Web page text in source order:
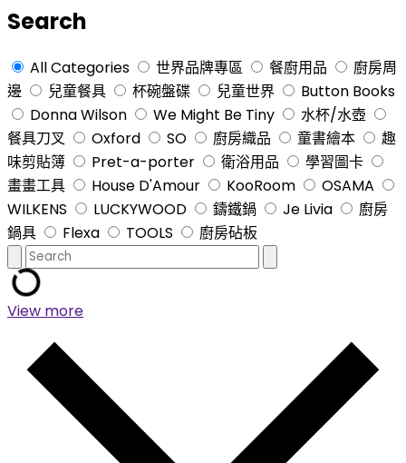
Search
All Categories 世界品牌專區 餐廚用品
廚房周
邊
兒童餐具 杯碗盤碟 兒童世界
Button Books
Donna Wilson
We Might Be Tiny
水杯/水壺
餐具刀叉
Oxford SO 廚房織品 童書繪本
趣
味剪貼簿
Pret-a-porter 衛浴用品
學習圖卡
畫畫工具
House D'Amour KooRoom
OSAMA
WILKENS
LUCKYWOOD 鑄鐵鍋 Je Livia
廚房
鍋具
Flexa TOOLS 廚房砧板
View more